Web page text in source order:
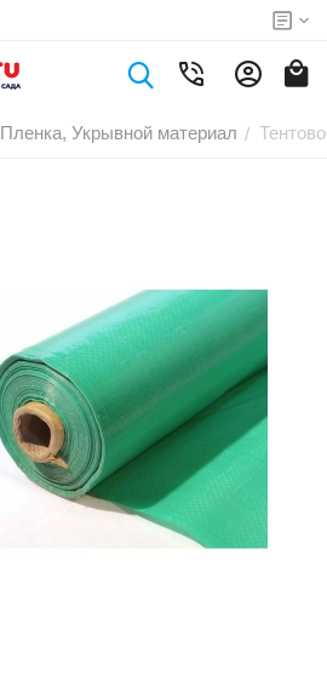
Пленка, Укрывной материал /